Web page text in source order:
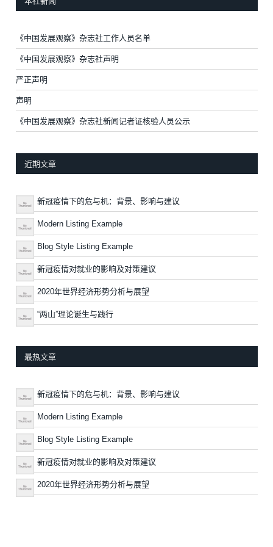
《中国发展观察》杂志社工作人员名单
《中国发展观察》杂志社声明
严正声明
声明
《中国发展观察》杂志社新闻记者证核验人员公示
近期文章
新冠疫情下的危与机：背景、影响与建议
Modern Listing Example
Blog Style Listing Example
新冠疫情对就业的影响及对策建议
2020年世界经济形势分析与展望
“两山”理论诞生与践行
最热文章
新冠疫情下的危与机：背景、影响与建议
Modern Listing Example
Blog Style Listing Example
新冠疫情对就业的影响及对策建议
2020年世界经济形势分析与展望